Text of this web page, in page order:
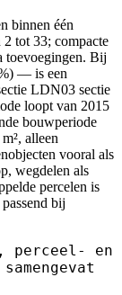
binnen één
tot 33; compacte
toevoegingen. Bij
— is een
LDN03 sectie
loopt van 2015
bouwperiode
alleen
vooral als
wegdelen als
percelen is
bij
, perceel- en